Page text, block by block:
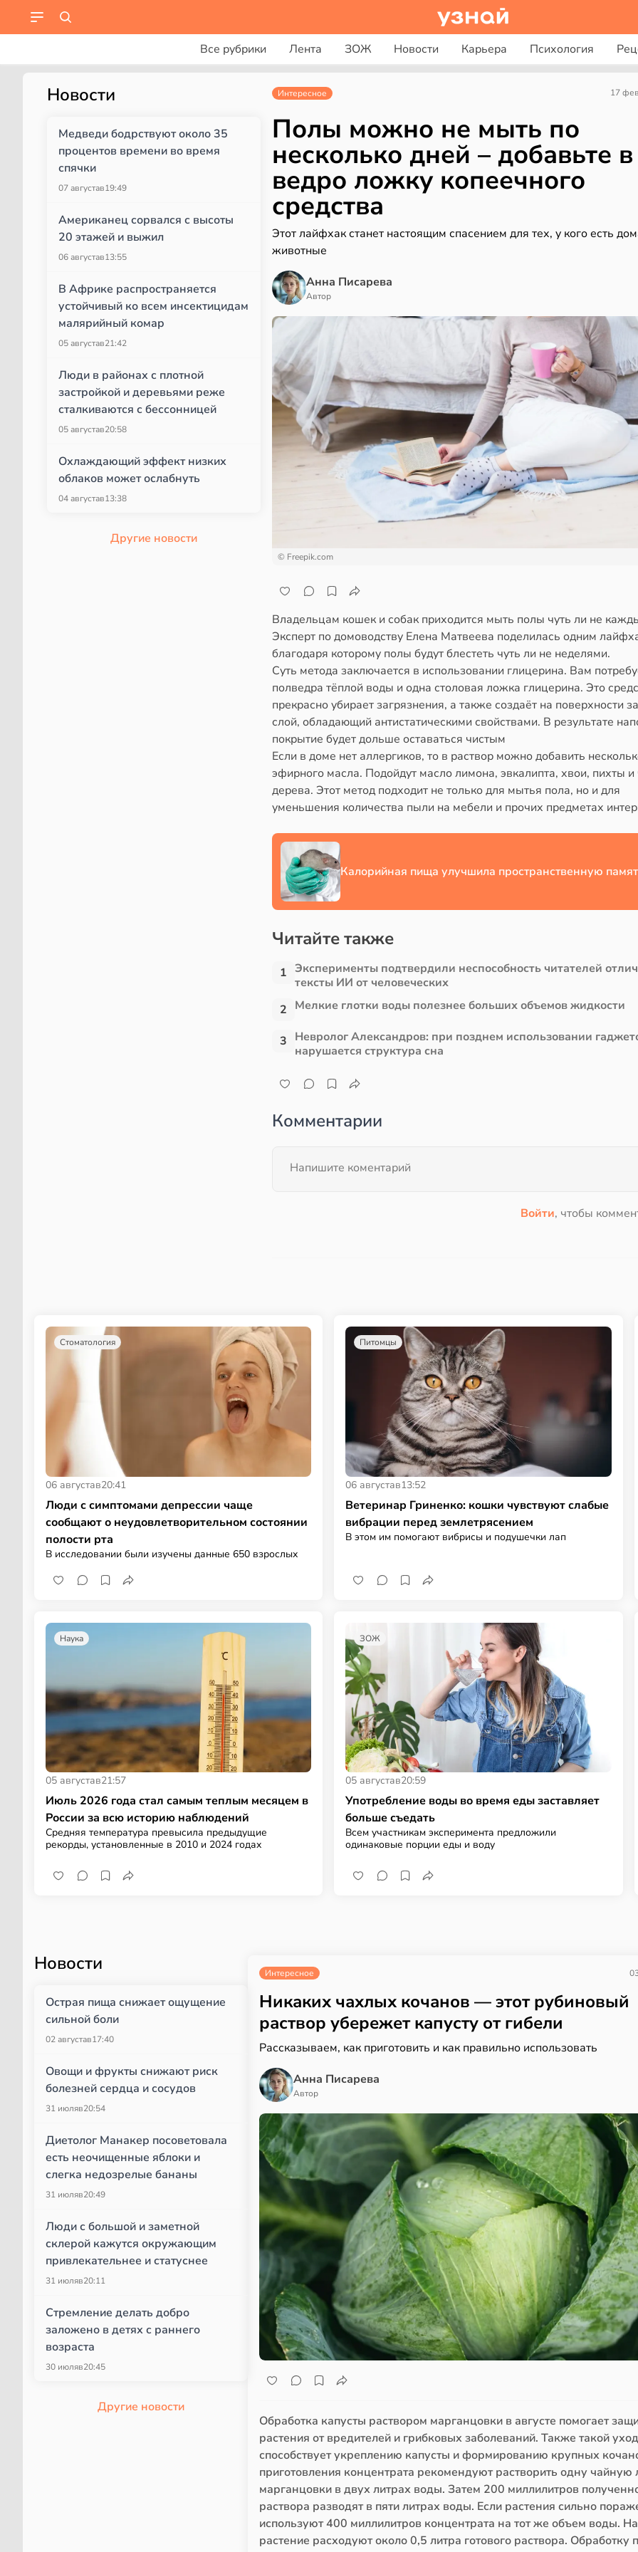
Все рубрики Лента ЗОЖ Новости Карьера Психология
Новости
Медведи бодрствуют около 35
процентов времени во время
спячки
07 августав19:49
Американец сорвался с высоты
20 этажей и выжил
06 августав13:55
В Африке распространяется
устойчивый ко всем инсектицидам
малярийный комар
05 августав21:42
Люди в районах с плотной
застройкой и деревьями реже
сталкиваются с бессонницей
05 августав20:58
Охлаждающий эффект низких
облаков может ослабнуть
04 августав13:38
Другие новости
Интересное 17
Полы можно не мыть по
несколько дней – добавьте в
ведро ложку копеечного
средства
Этот лайфхак станет настоящим спасением для тех, у кого есть
животные
Анна Писарева
Автор
© Freepik.com
Владельцам кошек и собак приходится мыть полы чуть ли не
Эксперт по домоводству Елена Матвеева поделилась одним
благодаря которому полы будут блестеть чуть ли не неделями.
Суть метода заключается в использовании глицерина. Вам
полведра тёплой воды и одна столовая ложка глицерина. Это
прекрасно убирает загрязнения, а также создаёт на поверхности
слой, обладающий антистатическими свойствами. В результате
покрытие будет дольше оставаться чистым
Если в доме нет аллергиков, то в раствор можно добавить
эфирного масла. Подойдут масло лимона, эвкалипта, хвои, пихты и
дерева. Этот метод подходит не только для мытья пола, но и для
уменьшения количества пыли на мебели и прочих предметах
Калорийная пища улучшила пространственную
Читайте также
1 Эксперименты подтвердили неспособность читателей
тексты ИИ от человеческих
2 Мелкие глотки воды полезнее больших объемов жидкости
3 Невролог Александров: при позднем использовании
нарушается структура сна
Комментарии
Войти, чтобы
Стоматология
06 августав20:41
Люди с симптомами депрессии чаще
сообщают о неудовлетворительном состоянии
полости рта
В исследовании были изучены данные 650 взрослых
Питомцы
06 августав13:52
Ветеринар Гриненко: кошки чувствуют слабые
вибрации перед землетрясением
В этом им помогают вибрисы и подушечки лап
Наука
05 августав21:57
Июль 2026 года стал самым теплым месяцем в
России за всю историю наблюдений
Средняя температура превысила предыдущие
рекорды, установленные в 2010 и 2024 годах
ЗОЖ
05 августав20:59
Употребление воды во время еды заставляет
больше съедать
Всем участникам эксперимента предложили
одинаковые порции еды и воду
Новости
Острая пища снижает ощущение
сильной боли
02 августав17:40
Овощи и фрукты снижают риск
болезней сердца и сосудов
31 июляв20:54
Диетолог Манакер посоветовала
есть неочищенные яблоки и
слегка недозрелые бананы
31 июляв20:49
Люди с большой и заметной
склерой кажутся окружающим
привлекательнее и статуснее
31 июляв20:11
Стремление делать добро
заложено в детях с раннего
возраста
30 июляв20:45
Другие новости
Интересное
Никаких чахлых кочанов — этот рубиновый
раствор убережет капусту от гибели
Рассказываем, как приготовить и как правильно использовать
Анна Писарева
Автор
Обработка капусты раствором марганцовки в августе помогает
растения от вредителей и грибковых заболеваний. Также такой уход
способствует укреплению капусты и формированию крупных
приготовления концентрата рекомендуют растворить одну чайную
марганцовки в двух литрах воды. Затем 200 миллилитров
раствора разводят в пяти литрах воды. Если растения сильно
используют 400 миллилитров концентрата на тот же объем воды.
растение расходуют около 0,5 литра готового раствора. Обработку